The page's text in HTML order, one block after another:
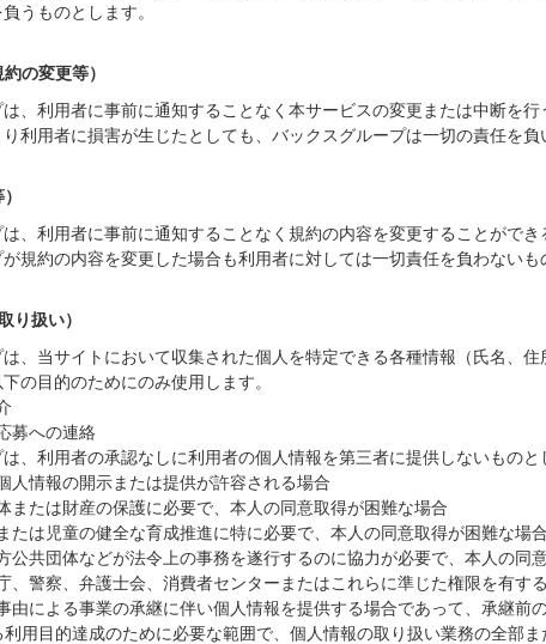
うものとします。
の変更等）
、利用者に事前に通知することなく本サービスの変更または中断を行
利用者に損害が生じたとしても、バックスグループは一切の責任を負
、利用者に事前に通知することなく規約の内容を変更することができ
規約の内容を変更した場合も利用者に対しては一切責任を負わないも
り扱い）
、当サイトにおいて収集された個人を特定できる各種情報（氏名、
の目的のためにのみ使用します。
募への連絡
、利用者の承認なしに利用者の個人情報を第三者に提供しないもの
人情報の開示または提供が許容される場合
または財産の保護に必要で、本人の同意取得が困難な場合
たは児童の健全な育成推進に特に必要で、本人の同意取得が困難な場合
公共団体などが法令上の事務を遂行するのに協力が必要で、本人の同
、警察、弁護士会、消費者センターまたはこれらに準じた権限を有す
由による事業の承継に伴い個人情報を提供する場合であって、承継前
用目的達成のために必要な範囲で、個人情報の取り扱い業務の全部